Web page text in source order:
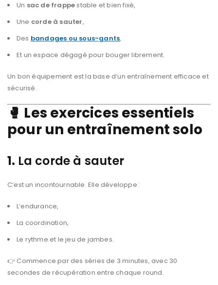
Un sac de frappe stable et bien fixé,
Une corde à sauter,
Des bandages ou sous-gants,
Et un espace dégagé pour bouger librement.
Un bon équipement est la base d’un entraînement efficace et
sécurisé.
🥊 Les exercices essentiels
pour un entraînement solo
1. La corde à sauter
C’est un incontournable. Elle développe :
L’endurance,
La coordination,
Le rythme et le jeu de jambes.
👉 Commence par des séries de 3 minutes, avec 30
secondes de récupération entre chaque round.